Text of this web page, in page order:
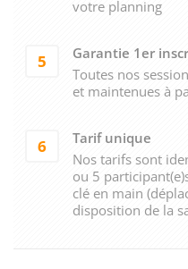
votre planning
5
Garantie 1er
Toutes nos
et maintenues à
6
Tarif unique
Nos tarifs sont
ou 5
clé en main
disposition de la